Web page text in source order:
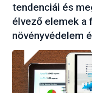
tendenciái és
élvező elemek a
növényvédelem